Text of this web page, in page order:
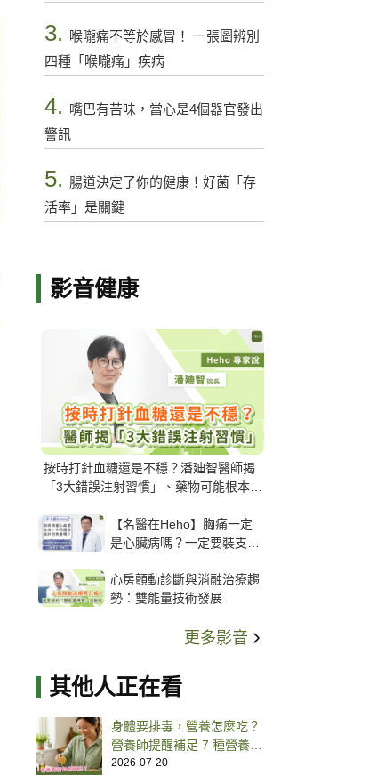
3.
喉嚨痛不等於感冒！ 一張圖辨別
四種「喉嚨痛」疾病
4. 嘴巴有苦味，當心是4個器官發出
警訊
5. 腸道決定了你的健康！好菌「存
活率」是關鍵
影音健康
按時打針血糖還是不穩？潘廸智醫師揭
「3大錯誤注射習慣」、藥物可能根本沒
【名醫在Heho】胸痛一定
是心臟病嗎？一定要裝支
解析支架種類、風險與選擇
關鍵
心房顫動診斷與消融治療趨
勢：雙能量技術發展
更多影音
其他人正在看
身體要排毒，營養怎麼吃？
營養師提醒補足 7 種營養
素，幫助代謝
2026-07-20